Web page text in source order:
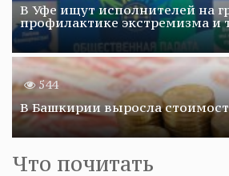
В Уфе ищут исполнителей на
профилактике экстремизма и
544
В Башкирии выросла
Что почитать